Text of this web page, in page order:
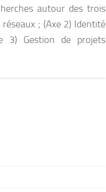
autour des trois
; (Axe 2) Identité
3) Gestion de projets